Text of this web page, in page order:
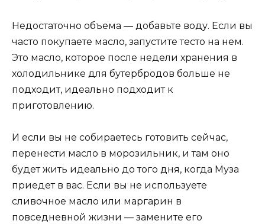
Недостаточно объема — добавьте воду. Если вы
часто покупаете масло, запустите тесто на нем.
Это масло, которое после недели хранения в
холодильнике для бутербродов больше не
подходит, идеально подходит к
приготовлению.
И если вы не собираетесь готовить сейчас,
перенести масло в морозильник, и там оно
будет жить идеально до того дня, когда Муза
приедет в вас. Если вы не используете
сливочное масло или маргарин в
повседневной жизни — замените его